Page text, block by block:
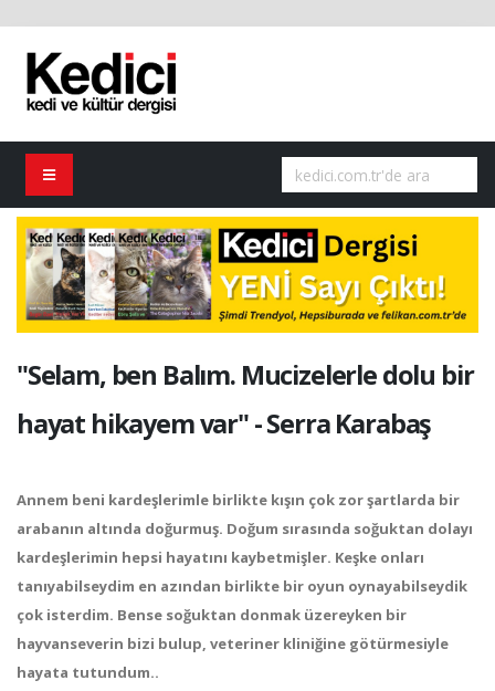
"Selam, ben Balım. Mucizelerle dolu bir
hayat hikayem var" - Serra Karabaş
Annem beni kardeşlerimle birlikte kışın çok zor şartlarda bir
arabanın altında doğurmuş. Doğum sırasında soğuktan dolayı
kardeşlerimin hepsi hayatını kaybetmişler. Keşke onları
tanıyabilseydim en azından birlikte bir oyun oynayabilseydik
çok isterdim. Bense soğuktan donmak üzereyken bir
hayvanseverin bizi bulup, veteriner kliniğine götürmesiyle
hayata tutundum..